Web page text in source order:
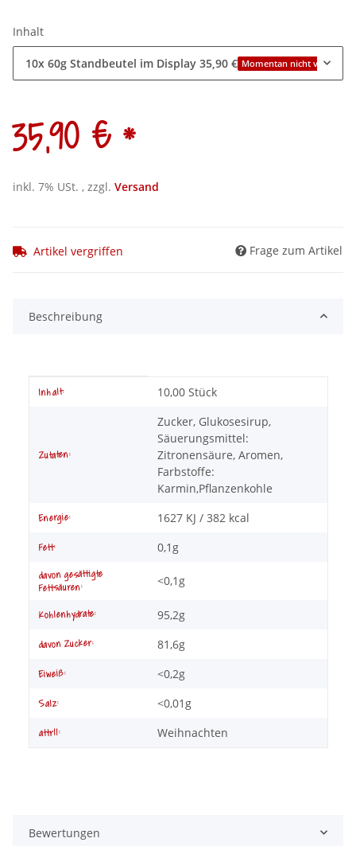
Inhalt
10x 60g Standbeutel im Display 35,90 € Momentan nicht verfügbar
35,90 €*
inkl. 7% USt. , zzgl. Versand
Artikel vergriffen Frage zum Artikel
Beschreibung
Produkteigenschaft
Wert
Inhalt: 10,00 Stück
Zutaten:
Zucker, Glukosesirup,
Säuerungsmittel:
Zitronensäure, Aromen,
Farbstoffe:
Karmin,Pflanzenkohle
Energie: 1627 KJ / 382 kcal
Fett: 0,1g
davon gesättigte
Fettsäuren:
<0,1g
Kohlenhydrate: 95,2g
davon Zucker: 81,6g
Eiweiß: <0,2g
Salz: <0,01g
attr11: Weihnachten
Bewertungen